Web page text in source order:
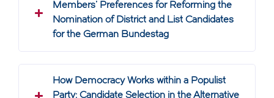
Members’ Preferences for Reforming the
Nomination of District and List Candidates
for the German Bundestag
How Democracy Works within a Populist
Party: Candidate Selection in the Alternative